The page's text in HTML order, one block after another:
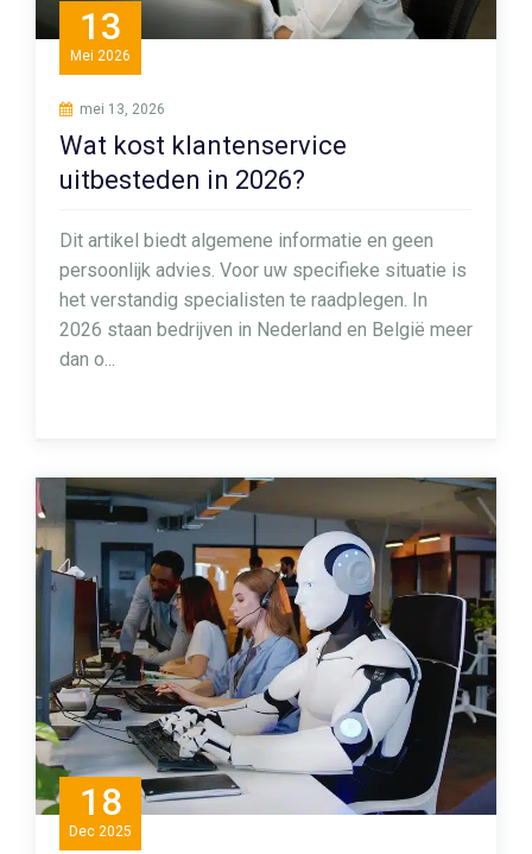
13
Mei 2026
mei 13, 2026
Wat kost klantenservice
uitbesteden in 2026?
Dit artikel biedt algemene informatie en geen
persoonlijk advies. Voor uw specifieke situatie is
het verstandig specialisten te raadplegen. In
2026 staan bedrijven in Nederland en België meer
dan o...
18
Dec 2025